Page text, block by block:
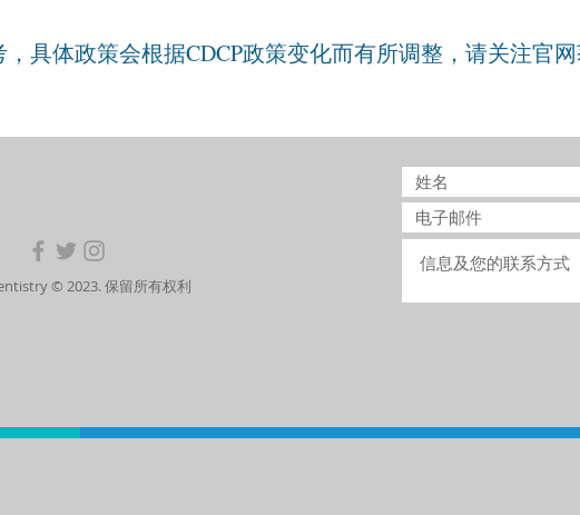
具体政策会根据CDCP政策变化而有所调整，请关注官
© 2023. 保留所有权利